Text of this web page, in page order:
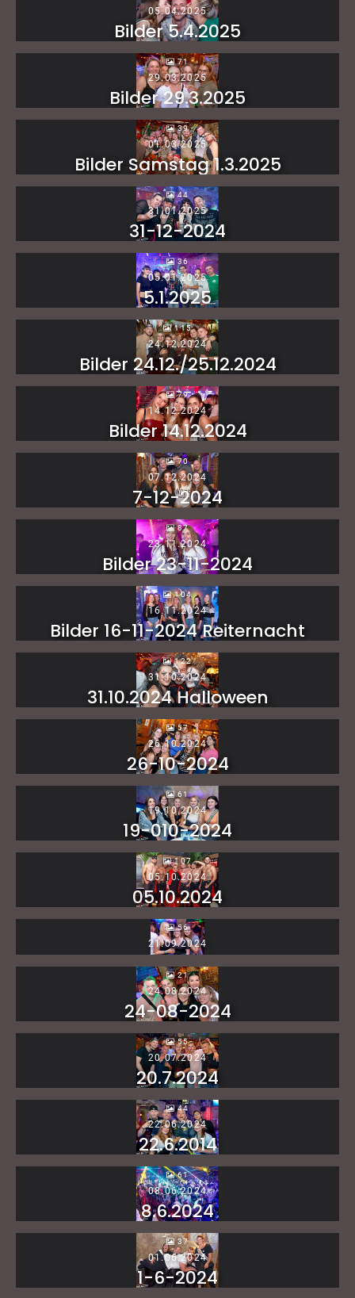
05.04.2025
Bilder 5.4.2025
71
29.03.2025
Bilder 29.3.2025
39
01.03.2025
Bilder Samstag 1.3.2025
44
31.01.2025
31-12-2024
36
05.01.2025
5.1.2025
115
24.12.2024
Bilder 24.12./25.12.2024
79
14.12.2024
Bilder 14.12.2024
70
07.12.2024
7-12-2024
87
23.11.2024
Bilder 23-11-2024
104
16.11.2024
Bilder 16-11-2024 Reiternacht
122
31.10.2024
31.10.2024 Halloween
57
26.10.2024
26-10-2024
61
19.10.2024
19-010-2024
107
05.10.2024
05.10.2024
56
21.09.2024
21
24.08.2024
24-08-2024
55
20.07.2024
20.7.2024
44
22.06.2024
22.6.2014
61
08.06.2024
8.6.2024
37
01.06.2024
1-6-2024